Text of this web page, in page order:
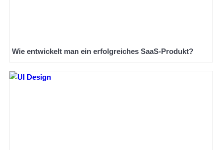
Wie entwickelt man ein erfolgreiches SaaS-Produkt?